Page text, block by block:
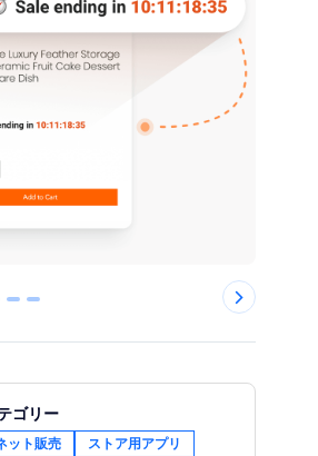
3 4
ゴリー
ット販売 ストア用アプリ